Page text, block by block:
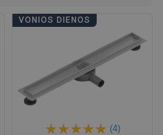
VONIOS DIENOS
(4)